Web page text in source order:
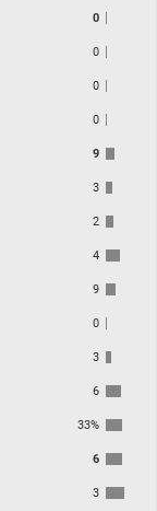
0
0
0
0
9
3
2
4
9
0
3
6
33%
6
3